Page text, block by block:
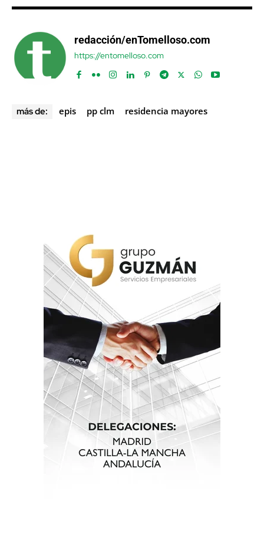
redacción/enTomelloso.com
https://entomelloso.com
más de: epis pp clm residencia mayores